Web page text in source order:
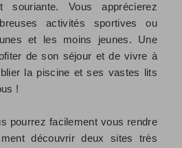
souriante. Vous apprécierez
activités sportives ou
et les moins jeunes. Une
de son séjour et de vivre à
la piscine et ses vastes lits
!
pourrez facilement vous rendre
découvrir deux sites très